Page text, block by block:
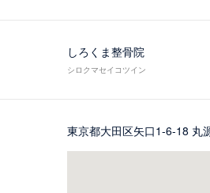
しろくま整骨院
シロクマセイコツイン
東京都大田区矢口1-6-18 丸